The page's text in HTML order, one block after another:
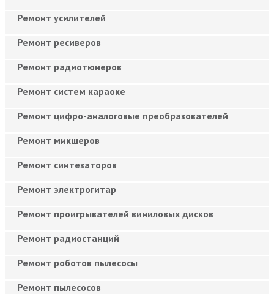
Ремонт усилителей
Ремонт ресиверов
Ремонт радиотюнеров
Ремонт систем караоке
Ремонт цифро-аналоговые преобразователей
Ремонт микшеров
Ремонт синтезаторов
Ремонт электрогитар
Ремонт проигрывателей виниловых дисков
Ремонт радиостанций
Ремонт роботов пылесосы
Ремонт пылесосов